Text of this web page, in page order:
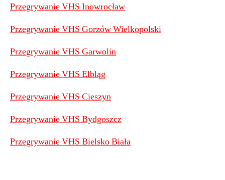
Przegrywanie VHS Inowrocław
Przegrywanie VHS Gorzów Wielkopolski
Przegrywanie VHS Garwolin
Przegrywanie VHS Elbląg
Przegrywanie VHS Cieszyn
Przegrywanie VHS Bydgoszcz
Przegrywanie VHS Bielsko Biała